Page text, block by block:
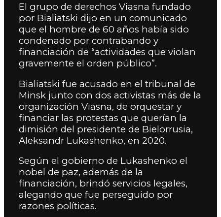
El grupo de derechos Viasna fundado
por Bialiatski dijo en un comunicado
que el hombre de 60 años había sido
condenado por contrabando y
financiación de “actividades que violan
gravemente el orden público”.
Bialiatski fue acusado en el tribunal de
Minsk junto con dos activistas más de la
organización Viasna, de orquestar y
financiar las protestas que querían la
dimisión del presidente de Bielorrusia,
Aleksandr Lukashenko, en 2020.
Según el gobierno de Lukashenko el
nobel de paz, además de la
financiación, brindó servicios legales,
alegando que fue perseguido por
razones políticas.